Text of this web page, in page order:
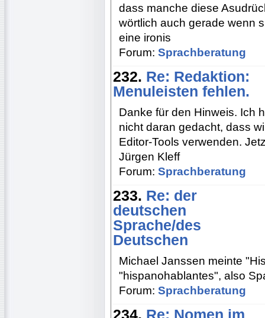
dass manche diese
wörtlich auch gerade wenn
eine ironis
Forum: Sprachberatung
232. Re: Redaktion:
Menuleisten fehlen.
Danke für den Hinweis. Ich
nicht daran gedacht, dass
Editor-Tools verwenden.
Jürgen Kleff
Forum: Sprachberatung
233. Re: der
deutschen
Sprache/des
Deutschen
Michael Janssen meinte
"hispanohablantes", also
Forum: Sprachberatung
234. Re: Nomen im